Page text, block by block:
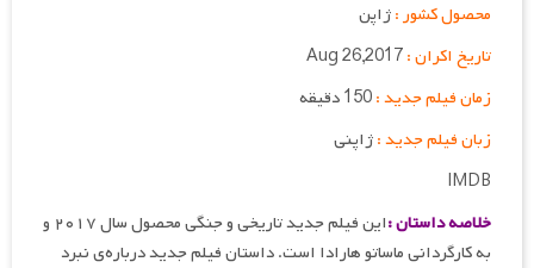
محصول کشور :ژاپن
تاریخ اکران :
زمان فیلم جدید :
زبان فیلم جدید :ژاپنی
IMDB
خلاصه داستان :
این فیلم جدید تاریخی و جنگی محصول سال ۲۰۱۷ و
به کارگردانی ماساتو هارادا است. داستان فیلم جدید درباره‌ی نبرد